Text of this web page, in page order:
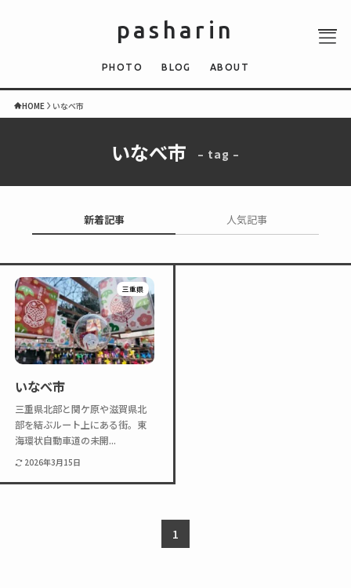
PHOTO
BLOG
pasharin
PHOTO BLOG ABOUT
HOME いなべ市
いなべ市 – tag –
新着記事 人気記事
三重県
いなべ市
三重県北部と関ケ原や滋賀県北
部を結ぶルート上にある街。東
海環状自動車道の未開...
2026年3月15日
1